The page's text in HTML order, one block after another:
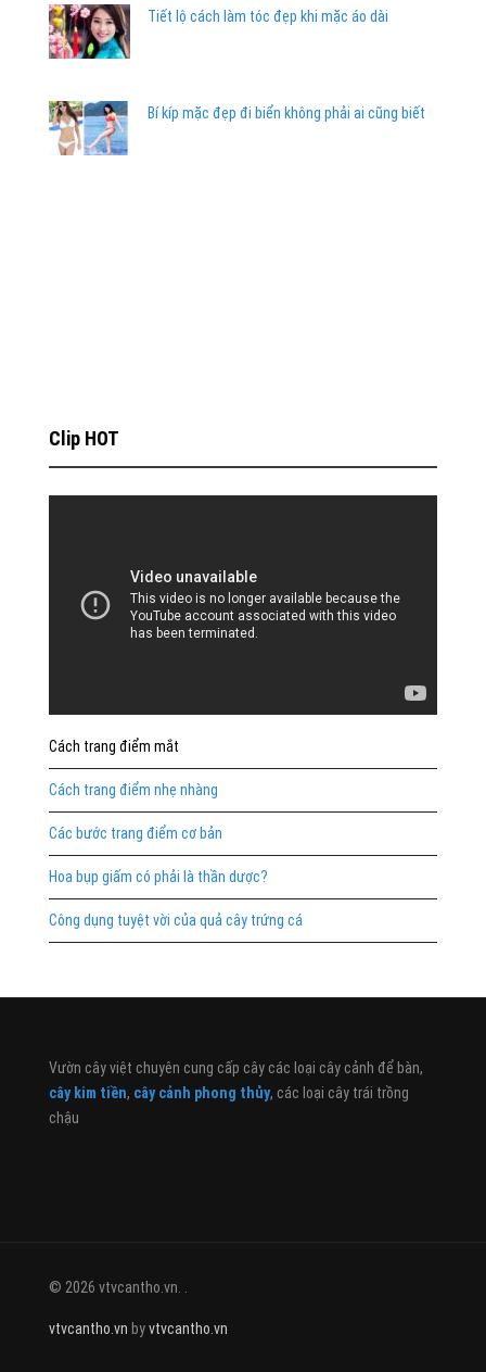
Tiết lộ cách làm tóc đẹp khi mặc áo dài
Bí kíp mặc đẹp đi biển không phải ai cũng biết
Clip HOT
Cách trang điểm mắt
Cách trang điểm nhẹ nhàng
Các bước trang điểm cơ bản
Hoa bụp giấm có phải là thần dược?
Công dụng tuyệt vời của quả cây trứng cá
Vườn cây việt chuyên cung cấp cây các loại cây cảnh để bàn,
cây kim tiền, cây cảnh phong thủy, các loại cây trái trồng
chậu
© 2026 vtvcantho.vn. .
vtvcantho.vn byvtvcantho.vn